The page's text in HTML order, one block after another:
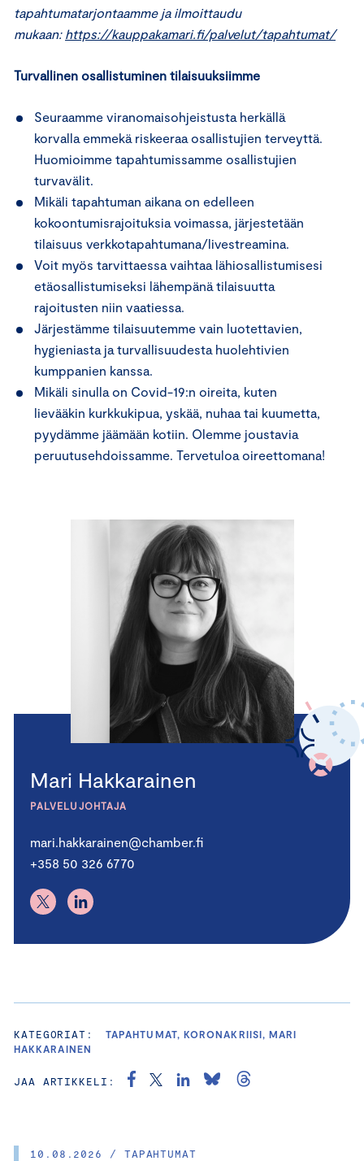
10.08.2026 / TAPAHTUMAT
tapahtumatarjontaamme ja ilmoittaudu
mukaan: https://kauppakamari.fi/palvelut/tapahtumat/
Turvallinen osallistuminen tilaisuuksiimme
Seuraamme viranomaisohjeistusta herkällä
korvalla emmekä riskeeraa osallistujien terveyttä.
Huomioimme tapahtumissamme osallistujien
turvavälit.
Mikäli tapahtuman aikana on edelleen
kokoontumisrajoituksia voimassa, järjestetään
tilaisuus verkkotapahtumana/livestreamina.
Voit myös tarvittaessa vaihtaa lähiosallistumisesi
etäosallistumiseksi lähempänä tilaisuutta
rajoitusten niin vaatiessa.
Järjestämme tilaisuutemme vain luotettavien,
hygieniasta ja turvallisuudesta huolehtivien
kumppanien kanssa.
Mikäli sinulla on Covid-19:n oireita, kuten
lievääkin kurkkukipua, yskää, nuhaa tai kuumetta,
pyydämme jäämään kotiin. Olemme joustavia
peruutusehdoissamme. Tervetuloa oireettomana!
Mari Hakkarainen
PALVELUJOHTAJA
mari.hakkarainen@chamber.fi
+358 50 326 6770
KATEGORIAT:
TAPAHTUMAT, KORONAKRIISI, MARI
HAKKARAINEN
JAA ARTIKKELI: